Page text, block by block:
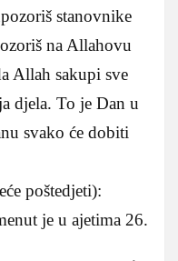
stanovnike
na Allahovu
Allah sakupi sve
djela. To je Dan u
svako će dobiti
poštedjeti):
je u ajetima 26.